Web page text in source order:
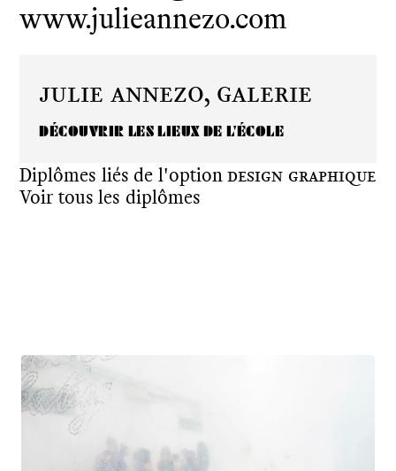
www.julieannezo.com
Julie Annezo, Galerie
DÉCOUVRIR LES LIEUX DE L'ÉCOLE
Diplômes liés de l'optionDesign graphique
Voir tous les diplômes